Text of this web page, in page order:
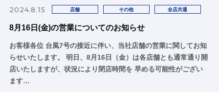
2024.8.15 店舗 その他 全店共通
8月16日(金)の営業についてのお知らせ
お客様各位 台風7号の接近に伴い、当社店舗の営業に関してお知
らせいたします。 明日、8月16日（金）は各店舗とも通常通り開
店いたしますが、状況により閉店時間を 早める可能性がござい
ます…